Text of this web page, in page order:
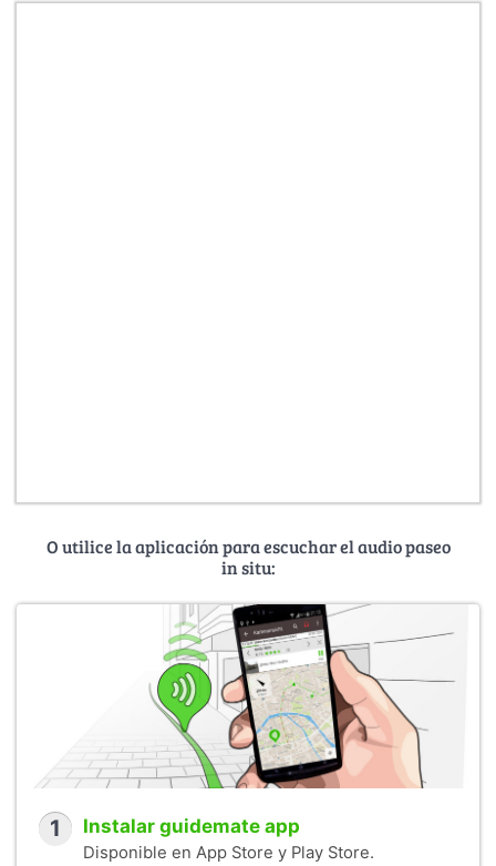
O utilice la aplicación para escuchar el audio paseo
in situ:
1 Instalar guidemate app
Disponible en App Store y Play Store.